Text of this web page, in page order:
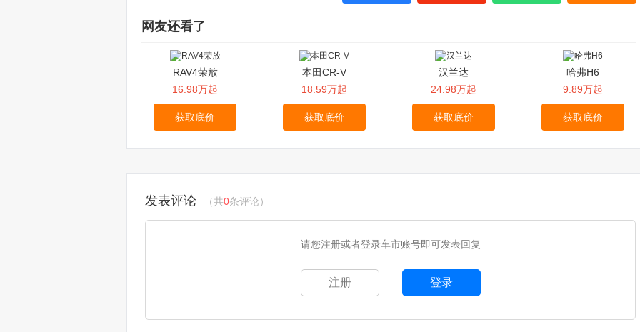
网友还看了
RAV4荣放
16.98万起
获取底价
本田CR-V
18.59万起
获取底价
汉兰达
24.98万起
获取底价
哈弗H6
9.89万起
获取底价
发表评论 （共0条评论）
请您注册或者登录车市账号即可发表回复
注册 登录